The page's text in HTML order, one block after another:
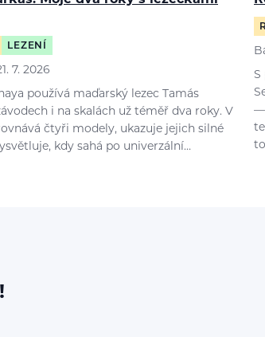
LEZENÍ
7. 2026
používá maďarský lezec Tamás
i na skalách už téměř dva roky. V
čtyři modely, ukazuje jejich silné
kdy sahá po univerzální…
S
—